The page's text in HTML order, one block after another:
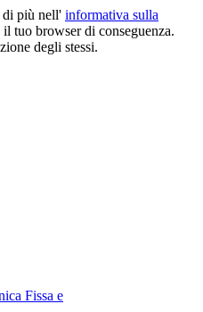
di più nell' informativa sulla
tuo browser di conseguenza.
degli stessi.
Fissa e